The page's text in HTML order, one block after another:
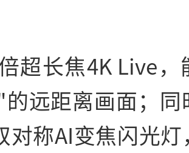
超长焦4K Live，
远距离画面；同
对称AI变焦闪光